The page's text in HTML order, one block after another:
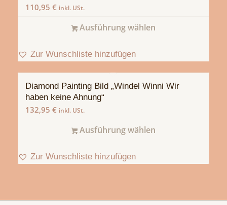
110,95 € inkl. USt.
Ausführung wählen
Zur Wunschliste hinzufügen
Diamond Painting Bild „Windel Winni Wir
haben keine Ahnung“
132,95 € inkl. USt.
Ausführung wählen
Zur Wunschliste hinzufügen